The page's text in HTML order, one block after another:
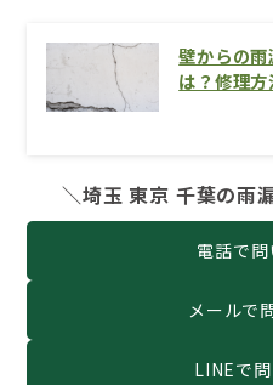
壁からの
は？修理
＼埼玉 東京 千葉の雨
電話で
メールで
LINEで